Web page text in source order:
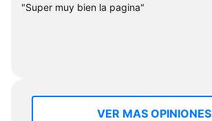
"Super muy bien la pagina"
VER MAS OPINIONES